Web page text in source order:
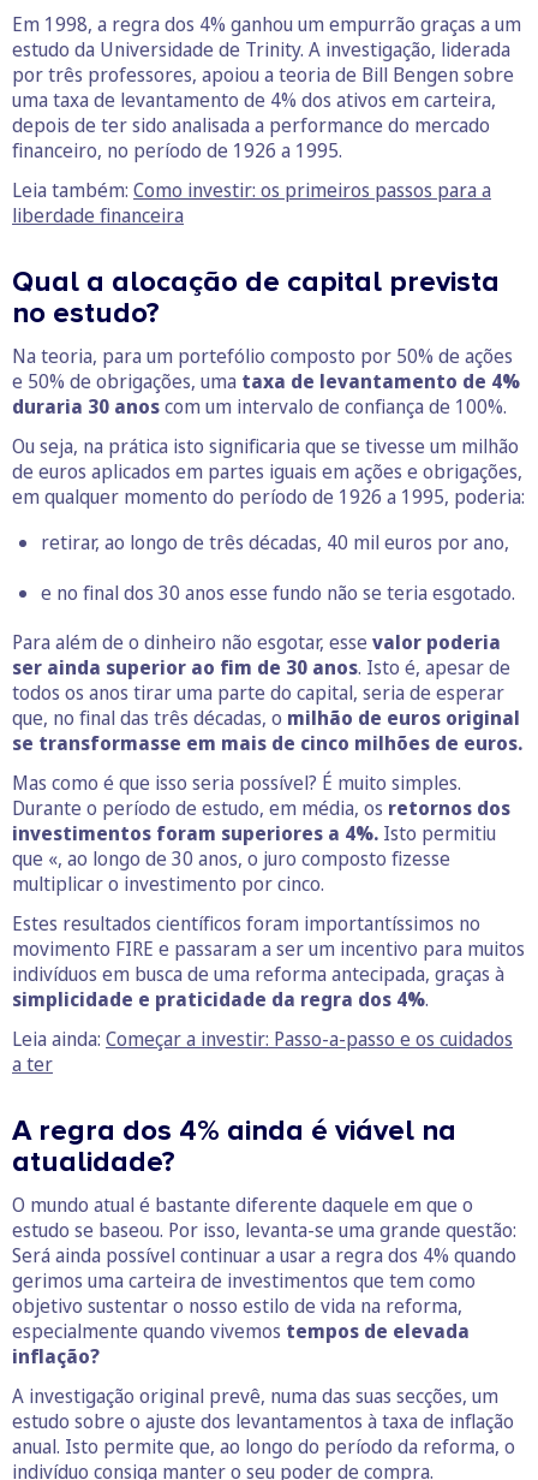
Em 1998, a regra dos 4% ganhou um empurrão graças a um
estudo da Universidade de Trinity. A investigação, liderada
por três professores, apoiou a teoria de Bill Bengen sobre
uma taxa de levantamento de 4% dos ativos em carteira,
depois de ter sido analisada a performance do mercado
financeiro, no período de 1926 a 1995.
Leia também: Como investir: os primeiros passos para a
liberdade financeira
Qual a alocação de capital prevista
no estudo?
Na teoria, para um portefólio composto por 50% de ações
e 50% de obrigações, uma taxa de levantamento de 4%
duraria 30 anoscom um intervalo de confiança de 100%.
Ou seja, na prática isto significaria que se tivesse um milhão
de euros aplicados em partes iguais em ações e obrigações,
em qualquer momento do período de 1926 a 1995, poderia:
retirar, ao longo de três décadas, 40 mil euros por ano,
e no final dos 30 anos esse fundo não se teria esgotado.
Para além de o dinheiro não esgotar, esse valor poderia
ser ainda superior ao fim de 30 anos. Isto é, apesar de
todos os anos tirar uma parte do capital, seria de esperar
que, no final das três décadas, o milhão de euros original
se transformasse em mais de cinco milhões de euros.
Mas como é que isso seria possível? É muito simples.
Durante o período de estudo, em média, os retornos dos
investimentos foram superiores a 4%. Isto permitiu
que «, ao longo de 30 anos, o juro composto fizesse
multiplicar o investimento por cinco.
Estes resultados científicos foram importantíssimos no
movimento FIRE e passaram a ser um incentivo para muitos
indivíduos em busca de uma reforma antecipada, graças à
simplicidade e praticidade da regra dos 4%.
Leia ainda: Começar a investir: Passo-a-passo e os cuidados
a ter
A regra dos 4% ainda é viável na
atualidade?
O mundo atual é bastante diferente daquele em que o
estudo se baseou. Por isso, levanta-se uma grande questão:
Será ainda possível continuar a usar a regra dos 4% quando
gerimos uma carteira de investimentos que tem como
objetivo sustentar o nosso estilo de vida na reforma,
especialmente quando vivemos tempos de elevada
inflação?
A investigação original prevê, numa das suas secções, um
estudo sobre o ajuste dos levantamentos à taxa de inflação
anual. Isto permite que, ao longo do período da reforma, o
indivíduo consiga manter o seu poder de compra.